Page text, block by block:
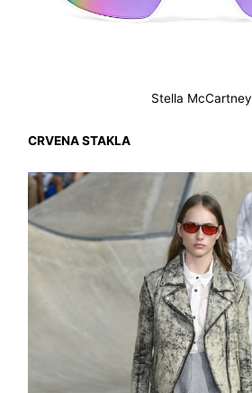
Stella McCartney
CRVENA STAKLA